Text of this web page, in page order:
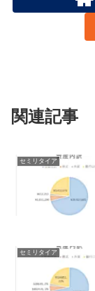
関連記事
セミリタイア
セミリタイア